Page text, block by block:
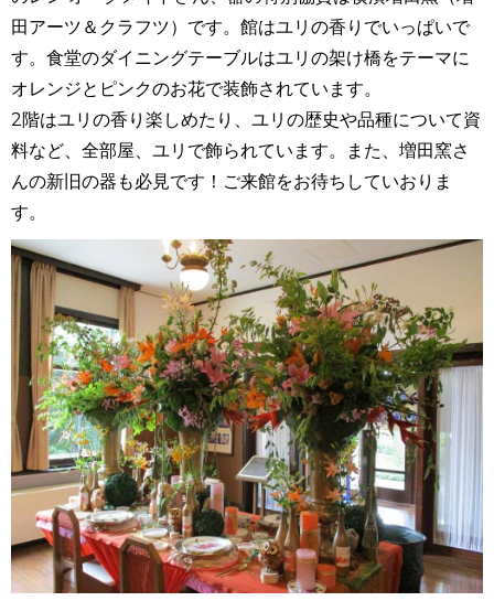
田アーツ＆クラフツ）です。館はユリの香りでいっぱいで
す。食堂のダイニングテーブルはユリの架け橋をテーマに
オレンジとピンクのお花で装飾されています。
2階はユリの香り楽しめたり、ユリの歴史や品種について資
料など、全部屋、ユリで飾られています。また、増田窯さ
んの新旧の器も必見です！ご来館をお待ちしていおりま
す。